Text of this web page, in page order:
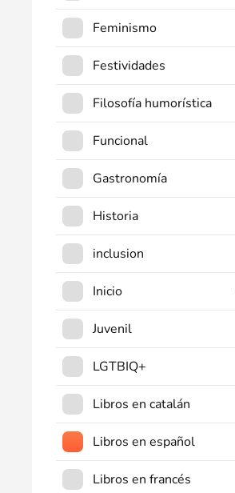
Feminismo
Festividades
Filosofía humorística
Funcional
Gastronomía
Historia
inclusion
Inicio
Juvenil
LGTBIQ+
Libros en catalán
Libros en español
Libros en francés